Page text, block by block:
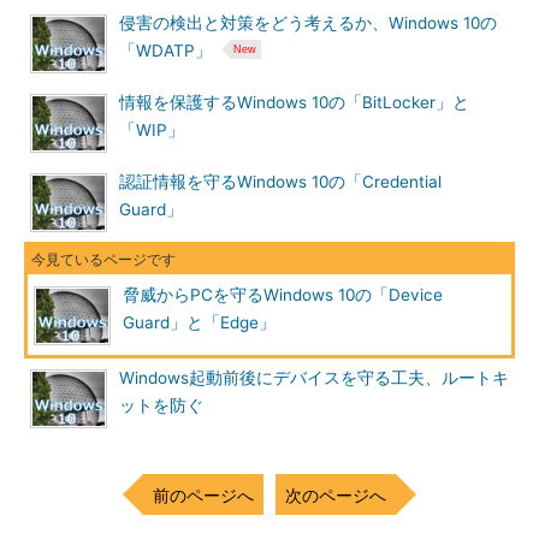
Microsoft Passportを使えば、オンラインサービスに登録した
らない。
サイトのような偽サイトは、ログオンに必要なアカウント情報を
取得できない。加えてオンラインサービスが侵害されて登録した
公開鍵に相当する証明書が盗まれた場合でも、ユーザーの手元に
あるデバイスのTPMに記録された秘密鍵を攻撃者が入手できない
ため、悪用はできない（図4）。
図4 Microsoft HelloとMicrosoft Passportの仕組み
侵害の検出と対策をどう考えるか、Windows 10の
「WDATP」
情報を保護するWindows 10の「BitLocker」と
「WIP」
認証情報を守るWindows 10の「Credential
Guard」
脅威からPCを守るWindows 10の「Device
Guard」と「Edge」
Windows起動前後にデバイスを守る工夫、ルートキ
ットを防ぐ
前のページへ 次のページへ